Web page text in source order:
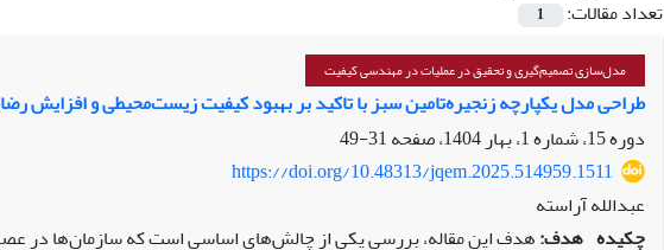
تعداد مقالات:
1
مدل‌سازی تصمیم‌گیری و تحقیق در عملیات در مهندسی کیفیت
طراحی مدل یکپارچه زنجیره‌تامین سبز با تاکید بر بهبود کیفیت زیست‌محیطی و افزایش
دوره 15، شماره 1، بهار 1404، صفحه
31-49
https://doi.org/10.48313/jqem.2025.514959.1511
عبدالله آراسته
چکیده هدف:هدف این مقاله، بررسی یکی از چالش‌های اساسی است که سازمان‌ها در